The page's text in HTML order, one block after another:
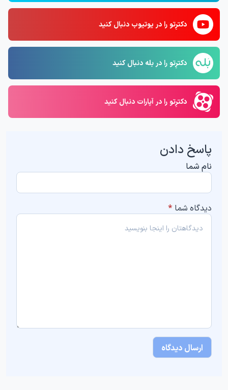
دکترِتو را در یوتیوب دنبال کنید
دکترِتو را در بله دنبال کنید
دکترِتو را در آپارات دنبال کنید
پاسخ دادن
نام شما
دیدگاه شما *